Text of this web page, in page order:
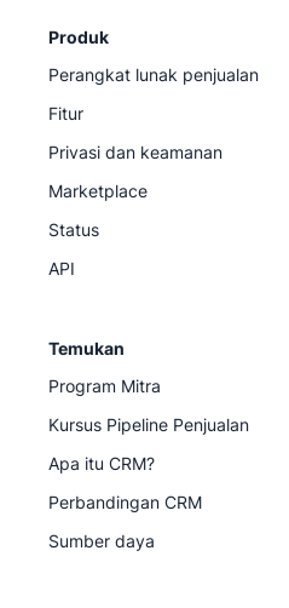
Produk
Perangkat lunak penjualan
Fitur
Privasi dan keamanan
Marketplace
Status
API
Temukan
Program Mitra
Kursus Pipeline Penjualan
Apa itu CRM?
Perbandingan CRM
Sumber daya